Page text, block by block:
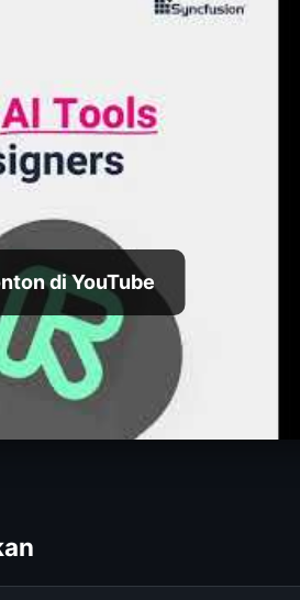
di YouTube